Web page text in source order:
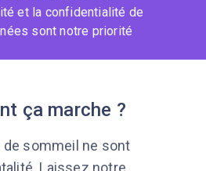
et la confidentialité de
sont notre priorité
ça marche ?
de sommeil ne sont
Laissez notre